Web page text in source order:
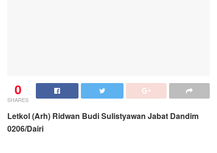
0
SHARES
Letkol (Arh) Ridwan Budi Sulistyawan Jabat Dandim
0206/Dairi